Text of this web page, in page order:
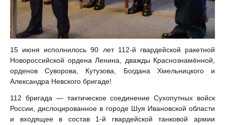
15 июня исполнилось 90 лет 112-й гвардейской ракетной
Новороссийской ордена Ленина, дважды Краснознамённой,
орденов Суворова, Кутузова, Богдана Хмельницкого и
Александра Невского бригаде!
112 бригада — тактическое соединение Сухопутных войск
России, дислоцированное в городе Шуя Ивановской области
и входящее в состав 1-й гвардейской танковой армии